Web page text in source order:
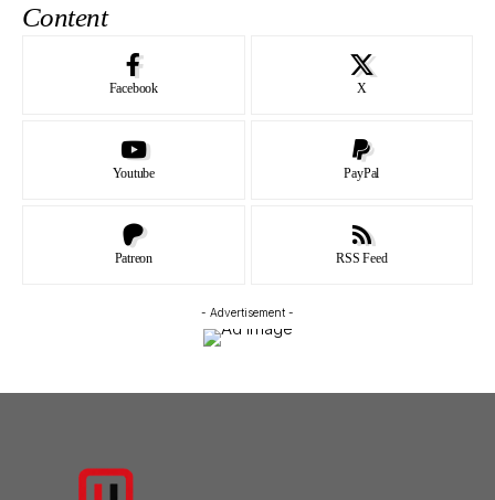
Content
Facebook X
Youtube PayPal
Patreon RSS Feed
- Advertisement -